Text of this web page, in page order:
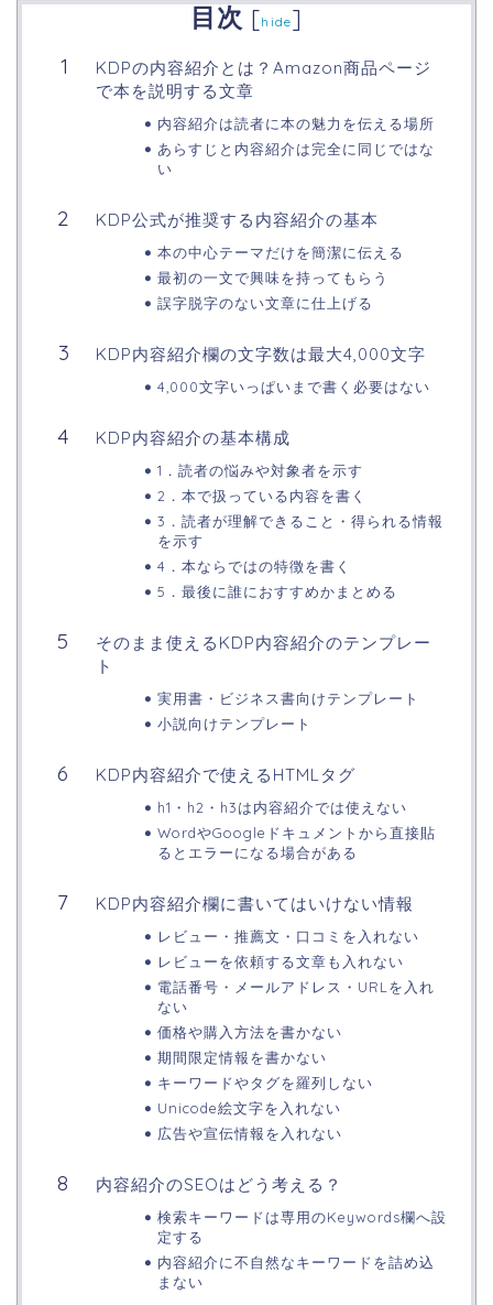
目次 [hide]
KDPの内容紹介とは？Amazon商品ページ
で本を説明する文章
内容紹介は読者に本の魅力を伝える場所
あらすじと内容紹介は完全に同じではな
い
KDP公式が推奨する内容紹介の基本
本の中心テーマだけを簡潔に伝える
最初の一文で興味を持ってもらう
誤字脱字のない文章に仕上げる
KDP内容紹介欄の文字数は最大4,000文字
4,000文字いっぱいまで書く必要はない
KDP内容紹介の基本構成
1．読者の悩みや対象者を示す
2．本で扱っている内容を書く
3．読者が理解できること・得られる情報
を示す
4．本ならではの特徴を書く
5．最後に誰におすすめかまとめる
そのまま使えるKDP内容紹介のテンプレー
ト
実用書・ビジネス書向けテンプレート
小説向けテンプレート
KDP内容紹介で使えるHTMLタグ
h1・h2・h3は内容紹介では使えない
WordやGoogleドキュメントから直接貼
るとエラーになる場合がある
KDP内容紹介欄に書いてはいけない情報
レビュー・推薦文・口コミを入れない
レビューを依頼する文章も入れない
電話番号・メールアドレス・URLを入れ
ない
価格や購入方法を書かない
期間限定情報を書かない
キーワードやタグを羅列しない
Unicode絵文字を入れない
広告や宣伝情報を入れない
内容紹介のSEOはどう考える？
検索キーワードは専用のKeywords欄へ設
定する
内容紹介に不自然なキーワードを詰め込
まない